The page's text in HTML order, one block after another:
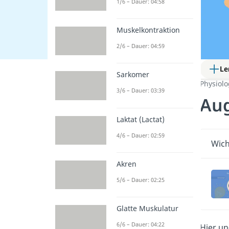
Muskelkontraktion
2/6 – Dauer: 04:59
Sarkomer
3/6 – Dauer: 03:39
Laktat (Lactat)
4/6 – Dauer: 02:59
Akren
5/6 – Dauer: 02:25
Glatte Muskulatur
6/6 – Dauer: 04:22